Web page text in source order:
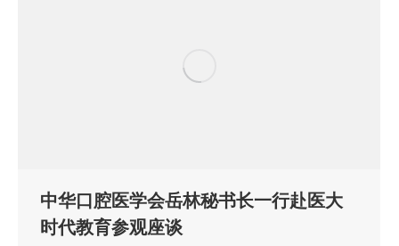
中华口腔医学会岳林秘书长一行赴医大
时代教育参观座谈